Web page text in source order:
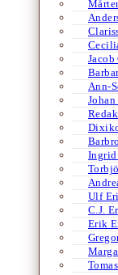
Jacob
Ann-
Ingrid
Ulf
C.J.
Erik